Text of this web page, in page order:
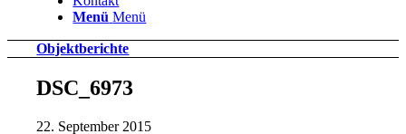
Menü Menü
Objektberichte
DSC_6973
22. September 2015